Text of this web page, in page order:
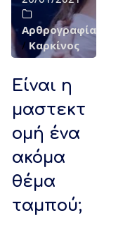
Αρθρογραφία
/ Καρκίνος
Είναι η
μαστεκτ
ομή ένα
ακόμα
θέμα
ταμπού;